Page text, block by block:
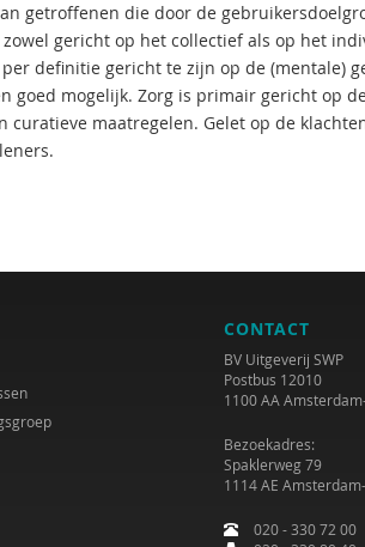
getroffenen die door de
gericht op het collectief als op het
definitie gericht te zijn op de (mentale)
mogelijk. Zorg is primair gericht op
maatregelen. Gelet op de
CONTACT
BV Uitgeverij SWP
Postbus 12010
1100 AA
Bezoekadres:
Spaklerweg 79
1114 AE
020 - 330 72 00